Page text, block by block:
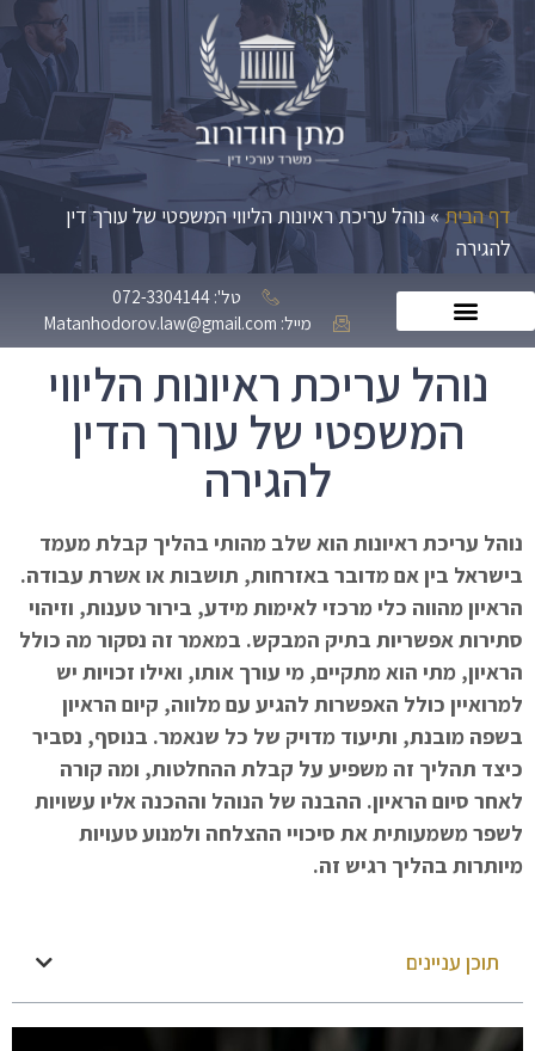
דף הבית»נוהל עריכת ראיונות הליווי המשפטי של עורך דין
להגירה
טל': 072-3304144
מייל: Matanhodorov.law@gmail.com
נוהל עריכת ראיונות הליווי
המשפטי של עורך הדין
להגירה
נוהל עריכת ראיונות הוא שלב מהותי בהליך קבלת מעמד
בישראל בין אם מדובר באזרחות, תושבות או אשרת עבודה.
הראיון מהווה כלי מרכזי לאימות מידע, בירור טענות, וזיהוי
סתירות אפשריות בתיק המבקש. במאמר זה נסקור מה כולל
הראיון, מתי הוא מתקיים, מי עורך אותו, ואילו זכויות יש
למרואיין כולל האפשרות להגיע עם מלווה, קיום הראיון
בשפה מובנת, ותיעוד מדויק של כל שנאמר. בנוסף, נסביר
כיצד תהליך זה משפיע על קבלת ההחלטות, ומה קורה
לאחר סיום הראיון. ההבנה של הנוהל וההכנה אליו עשויות
לשפר משמעותית את סיכויי ההצלחה ולמנוע טעויות
מיותרות בהליך רגיש זה.
תוכן עניינים